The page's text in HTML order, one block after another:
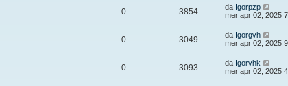
0 3854 da Igorpzp
mer apr 02, 2025
0 3049 da Igorgvh
mer apr 02, 2025
0 3093 da Igorvhk
mer apr 02, 2025